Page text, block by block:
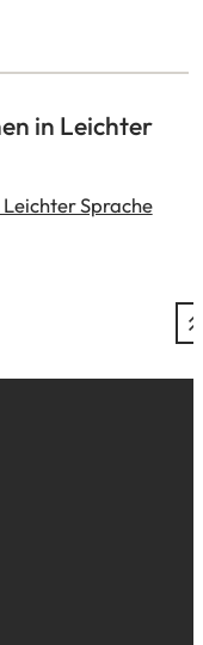
in Leichter
Sprache